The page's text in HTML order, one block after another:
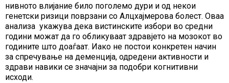
нивното влијание било поголемо дури и од некои
генетски ризици поврзани со Алцхајмерова болест. Оваа
анализа укажува дека вистинските избори во средни
години можат да го обликуваат здравјето на мозокот во
годините што доаѓаат. Иако не постои конкретен начин
за спречување на деменција, одредени активности и
здрави навики се значајни за подобри когнитивни
исходи.